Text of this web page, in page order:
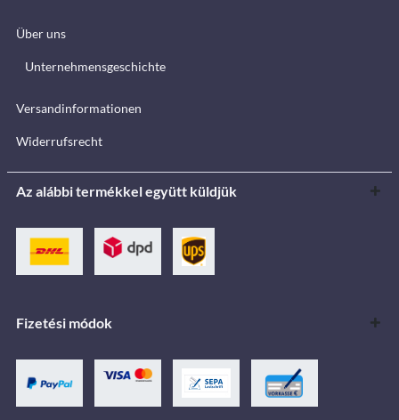
Über uns
Unternehmensgeschichte
Versandinformationen
Widerrufsrecht
Az alábbi termékkel együtt küldjük
Fizetési módok